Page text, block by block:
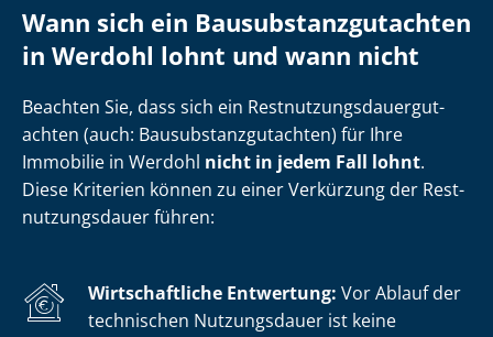
Wann sich ein Bau­sub­stanz­gut­ach­ten
in Werdohl lohnt und wann nicht
Beachten Sie, dass sich ein Rest­nut­zungs­dau­er­gut­
ach­ten (auch: Bau­sub­stanz­gut­ach­ten) für Ihre
Immobilie in Werdohl nicht in jedem Fall lohnt.
Diese Kriterien können zu einer Verkürzung der Rest­
nut­zungs­dau­er führen:
Wirtschaftliche Entwertung: Vor Ablauf der
technischen Nutzungsdauer ist keine